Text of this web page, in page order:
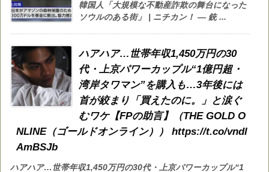
韓国人「大規模な不動産詐欺の舞台になった
ソウルのある街」 | ニチカン！ — 銃 ...
ハアハア…世帯年収1,450万円の30
代・上京パワーカップル“1億円超・
湾岸タワマン”を購入も…3年後には
首が絞まり「買えたのに。」と涙ぐ
むワケ【FPの助言】（THE GOLD O
NLINE（ゴールドオンライン）） https://t.co/vndl
AmBSJb
ハアハア…世帯年収1,450万円の30代・上京パワーカップル“1